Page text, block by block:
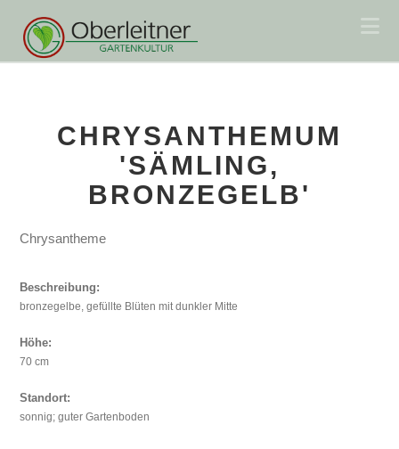
CHRYSANTHEMUM
'SÄMLING,
BRONZEGELB'
Chrysantheme
Beschreibung:
bronzegelbe, gefüllte Blüten mit dunkler Mitte
Höhe:
70 cm
Standort:
sonnig; guter Gartenboden